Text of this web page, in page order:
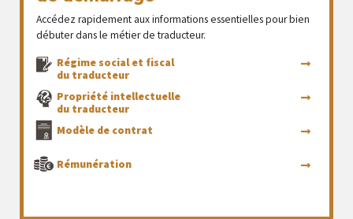
Accédez rapidement aux informations essentielles pour bien
débuter dans le métier de traducteur.
Régime social et fiscal
du traducteur
Propriété intellectuelle
du traducteur
Modèle de contrat
Rémunération